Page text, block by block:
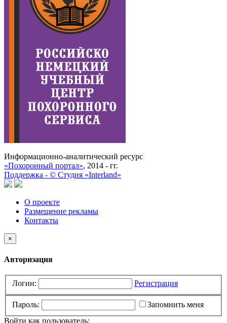
Информационно-аналитический ресурс
«Похоронный портал», 2014 - гг.
Поддержка - © Cтудия «Interland»
О проекте
Размещение рекламы
Контакты
×
Авторизация
Логин: Регистрация
Пароль:
Запомнить меня
Войти как пользователь: